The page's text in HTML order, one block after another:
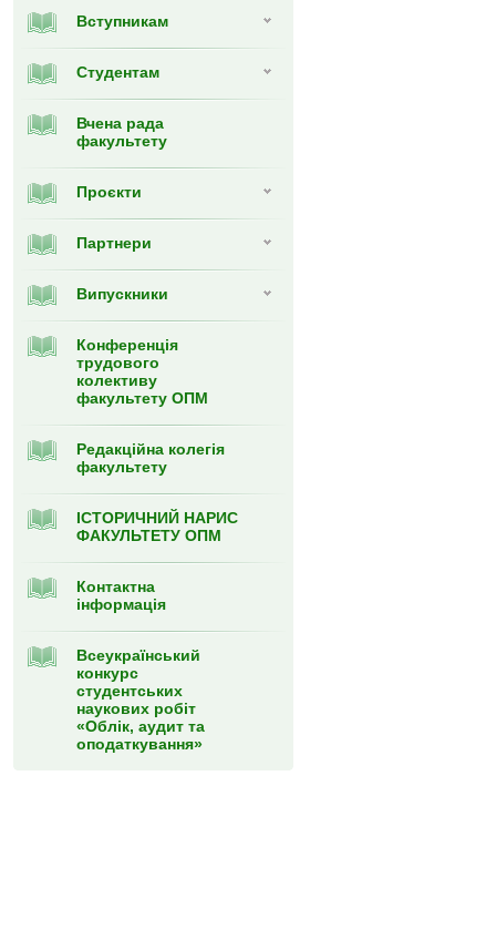
Вступникам
Студентам
Вчена рада
факультету
Проєкти
Партнери
Випуcкники
Конференція
трудового
колективу
факультету ОПМ
Редакційна колегія
факультету
ІСТОРИЧНИЙ НАРИС
ФАКУЛЬТЕТУ ОПМ
Контактна
інформація
Всеукраїнський
конкурс
студентських
наукових робіт
«Облік, аудит та
оподаткування»